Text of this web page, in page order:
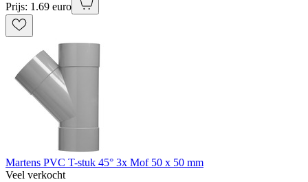
Prijs: 1.69 euro
Martens PVC T-stuk 45° 3x Mof 50 x 50 mm
Veel verkocht